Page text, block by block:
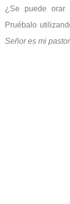
¿Se puede orar
Pruébalo
Señor es mi